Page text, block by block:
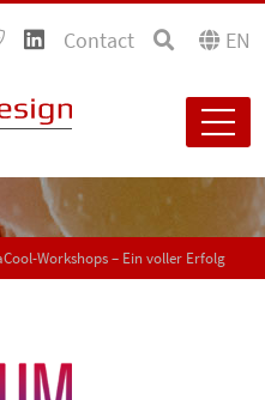
Contact EN
Workshops – Ein voller Erfolg